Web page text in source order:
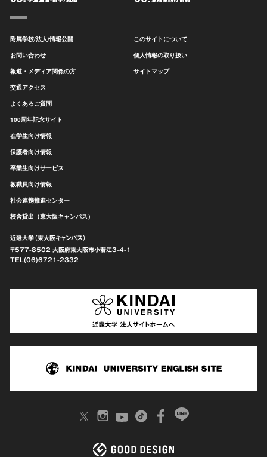
附属学校/法人/情報公開
お問い合わせ
報道・メディア関係の方
交通アクセス
よくあるご質問
100周年記念サイト
在学生向け情報
保護者向け情報
卒業生向けサービス
教職員向け情報
社会連携推進センター
校舎貸出（東大阪キャンパス）
このサイトについて
個人情報の取り扱い
サイトマップ
近畿大学（東大阪キャンパス）
〒577-8502 大阪府東大阪市小若江3-4-1
TEL(06)6721-2332